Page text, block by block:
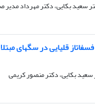
سعید بکایی، دکتر مهرداد
قلیایی در سگهای
بکایی، دکتر منصور کریمی